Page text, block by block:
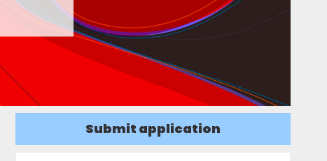
Submit application